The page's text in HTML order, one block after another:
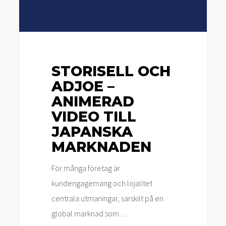
marknaden
STORISELL OCH
ADJOE –
ANIMERAD
VIDEO TILL
JAPANSKA
MARKNADEN
För många företag är
kundengagemang och lojalitet
centrala utmaningar, särskilt på en
global marknad som…